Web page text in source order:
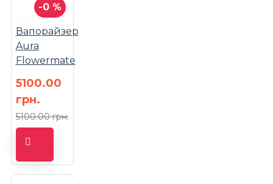
-0 %
Вапорайзер
Aura
Flowermate
5100.00
грн.
5100.00 грн.